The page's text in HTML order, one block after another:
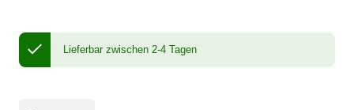
Lieferbar zwischen 2-4 Tagen